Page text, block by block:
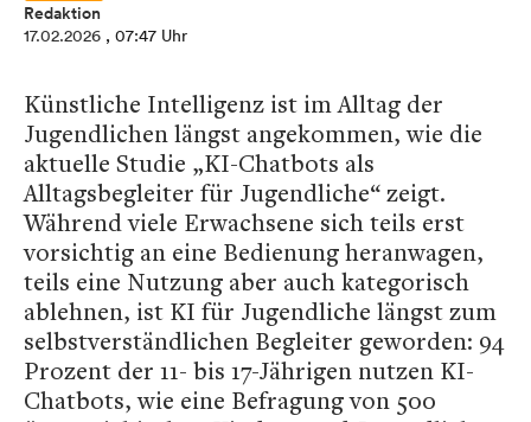
Redaktion
17.02.2026 , 07:47 Uhr
Künstliche Intelligenz ist im Alltag der
Jugendlichen längst angekommen, wie die
aktuelle Studie „KI-Chatbots als
Alltagsbegleiter für Jugendliche“ zeigt.
Während viele Erwachsene sich teils erst
vorsichtig an eine Bedienung heranwagen,
teils eine Nutzung aber auch kategorisch
ablehnen, ist KI für Jugendliche längst zum
selbstverständlichen Begleiter geworden: 94
Prozent der 11- bis 17-Jährigen nutzen KI-
Chatbots, wie eine Befragung von 500